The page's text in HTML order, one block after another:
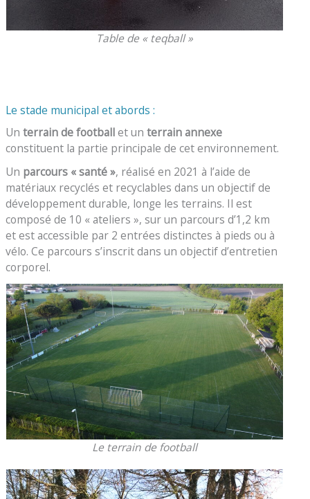
Table de « teqball »
Le stade municipal et abords :
Unterrain de footballet unterrain annexe
constituent la partie principale de cet environnement.
Un parcours « santé », réalisé en 2021 à l’aide de
matériaux recyclés et recyclables dans un objectif de
développement durable, longe les terrains. Il est
composé de 10 « ateliers », sur un parcours d’1,2 km
et est accessible par 2 entrées distinctes à pieds ou à
vélo. Ce parcours s’inscrit dans un objectif d’entretien
corporel.
Le terrain de football